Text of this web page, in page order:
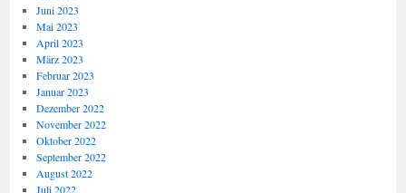
Juni 2023
Mai 2023
April 2023
März 2023
Februar 2023
Januar 2023
Dezember 2022
November 2022
Oktober 2022
September 2022
August 2022
Juli 2022